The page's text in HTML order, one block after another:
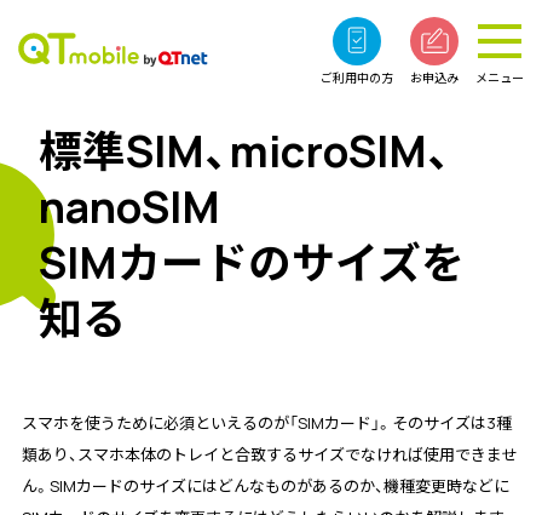
ご利用中の方 お申込み メニュー
標準SIM、microSIM、
nanoSIM
SIMカードのサイズを
知る
スマホを使うために必須といえるのが「SIMカード」。そのサイズは3種
類あり、スマホ本体のトレイと合致するサイズでなければ使用できませ
ん。SIMカードのサイズにはどんなものがあるのか、機種変更時などに